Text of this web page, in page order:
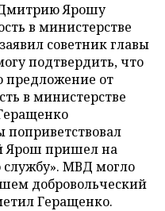
Дмитрию Ярошу
в министерстве
советник главы
подтвердить, что
от
в министерстве
поприветствовал
Ярош пришел на
службу». МВД могло
добровольческий
Геращенко.